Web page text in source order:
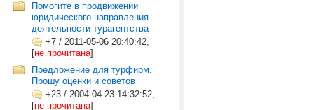
Помогите в продвижении
юридического направления
деятельности турагентства
+7 / 2011-05-06 20:40:42,
[не прочитана]
Предложение для турфирм.
Прошу оценки и советов
+23 / 2004-04-23 14:32:52,
[не прочитана]